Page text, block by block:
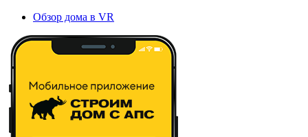
Обзор дома в VR